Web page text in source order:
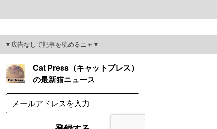
▼広告なしで記事を読めるニャ▼